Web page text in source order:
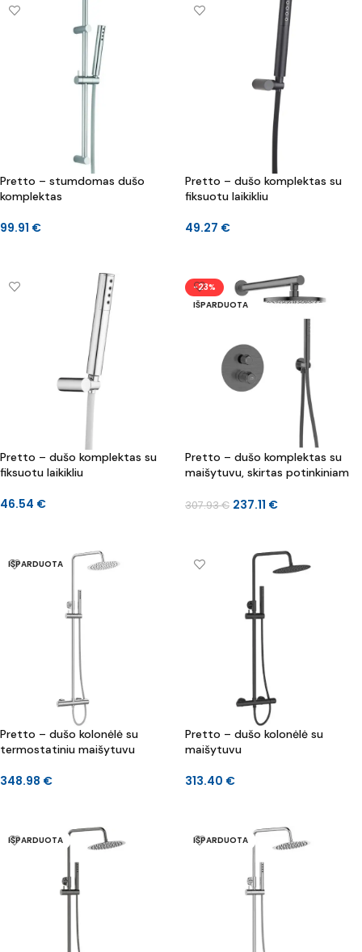
Pretto – stumdomas dušo
komplektas
99.91 €
Pretto – dušo komplektas su
fiksuotu laikikliu
49.27 €
Pretto – dušo komplektas su
fiksuotu laikikliu
46.54 €
-23%
IŠPARDUOTA
Pretto – dušo komplektas su
maišytuvu, skirtas potinkiniam
307.93€ 237.11 €
IŠPARDUOTA
Pretto – dušo kolonėlė su
termostatiniu maišytuvu
348.98 €
Pretto – dušo kolonėlė su
maišytuvu
313.40 €
IŠPARDUOTA IŠPARDUOTA